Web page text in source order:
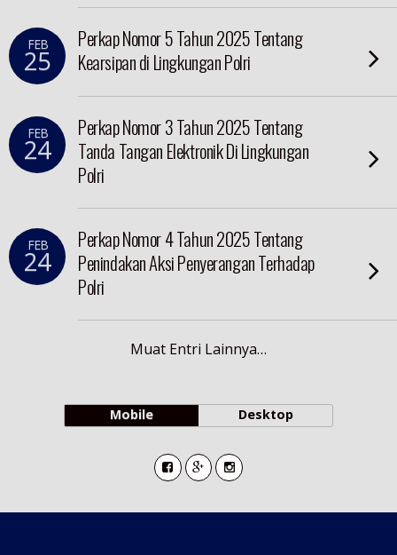
FEB
25
Perkap Nomor 5 Tahun 2025 Tentang
Kearsipan di Lingkungan Polri
FEB
24
Perkap Nomor 3 Tahun 2025 Tentang
Tanda Tangan Elektronik Di Lingkungan
Polri
FEB
24
Perkap Nomor 4 Tahun 2025 Tentang
Penindakan Aksi Penyerangan Terhadap
Polri
Muat Entri Lainnya…
Mobile Desktop